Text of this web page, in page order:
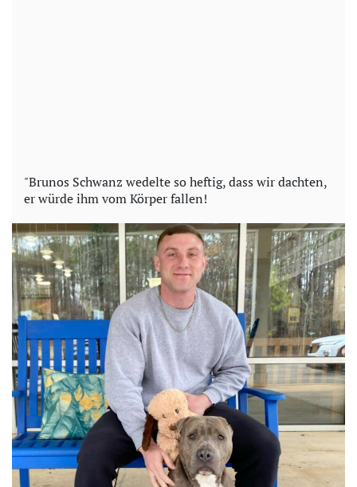
"Brunos Schwanz wedelte so heftig, dass wir dachten,
er würde ihm vom Körper fallen!